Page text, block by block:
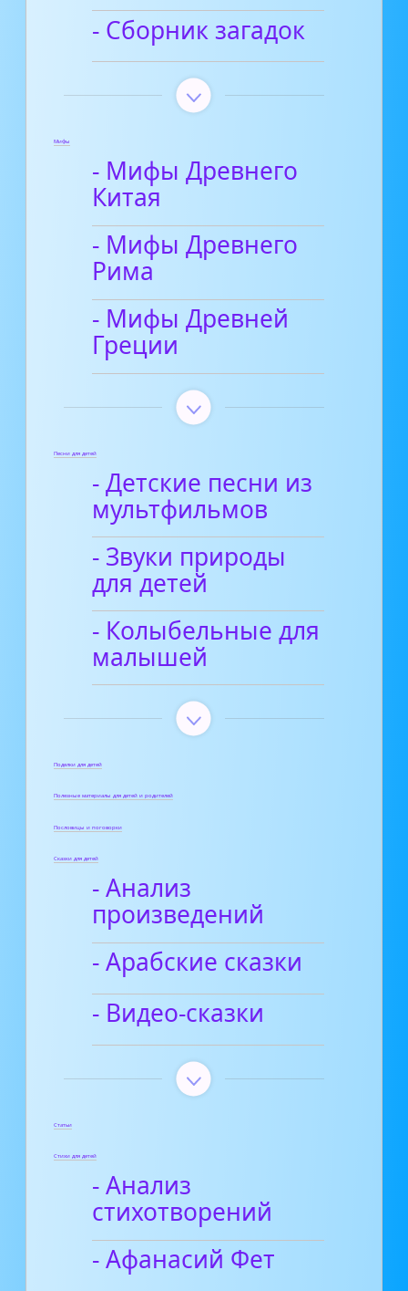
- Сборник загадок
Мифы
- Мифы Древнего
Китая
- Мифы Древнего
Рима
- Мифы Древней
Греции
Песни для детей
- Детские песни из
мультфильмов
- Звуки природы
для детей
- Колыбельные для
малышей
Поделки для детей
Полезные материалы для детей и родителей
Пословицы и поговорки
Сказки для детей
- Анализ
произведений
- Арабские сказки
- Видео-сказки
Статьи
Стихи для детей
- Анализ
стихотворений
- Афанасий Фет